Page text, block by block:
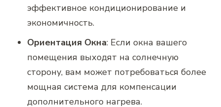
эффективное кондиционирование и
экономичность.
Ориентация Окна: Если окна вашего
помещения выходят на солнечную
сторону, вам может потребоваться более
мощная система для компенсации
дополнительного нагрева.